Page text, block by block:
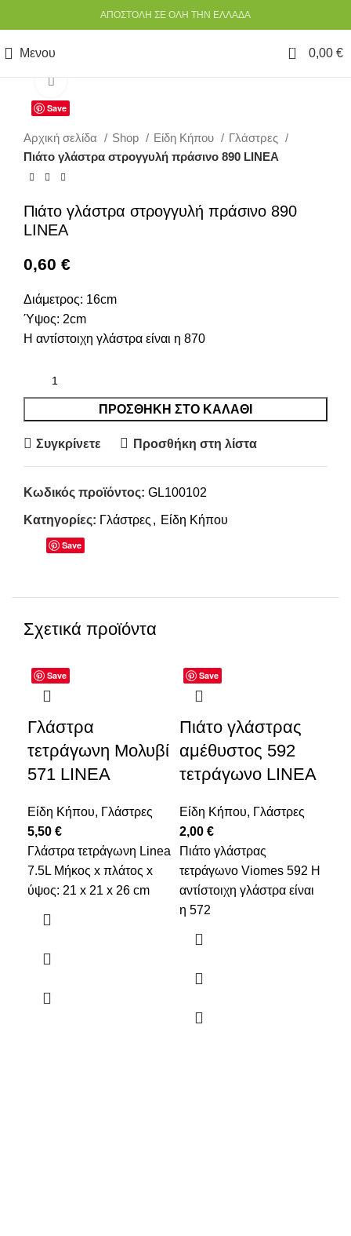
ΑΠΟΣΤΟΛΗ ΣΕ ΟΛΗ ΤΗΝ ΕΛΛΑΔΑ
Μενου 0 0,00 €
Save
Αρχική σελίδα Shop Είδη Κήπου
Γλάστρες
Πιάτο γλάστρα στρογγυλή πράσινο 890 LINEA
Πιάτο γλάστρα στρογγυλή πράσινο 890
LINEA
0,60 €
Διάμετρος: 16cm
Ύψος: 2cm
Η αντίστοιχη γλάστρα είναι η 870
ΠΡΟΣΘΉΚΗ ΣΤΟ ΚΑΛΆΘΙ
Συγκρίνετε Προσθήκη στη λίστα
Κωδικός προϊόντος: GL100102
Κατηγορίες: Γλάστρες , Είδη Κήπου
Save
Σχετικά προϊόντα
Save
Γλάστρα
τετράγωνη Μολυβί
571 LINEA
Είδη Κήπου, Γλάστρες
5,50 €
Γλάστρα τετράγωνη Linea
7.5L Μήκος x πλάτος x
ύψος: 21 x 21 x 26 cm
Save
Πιάτο γλάστρας
αμέθυστος 592
τετράγωνο LINEA
Είδη Κήπου, Γλάστρες
2,00 €
Πιάτο γλάστρας
τετράγωνο Viomes 592 Η
αντίστοιχη γλάστρα είναι
η 572